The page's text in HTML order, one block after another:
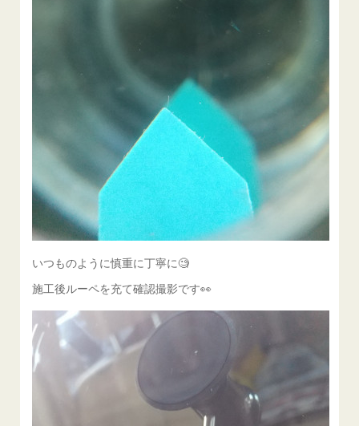
いつものように慎重に丁寧に🧐
施工後ルーペを充て確認撮影です👀